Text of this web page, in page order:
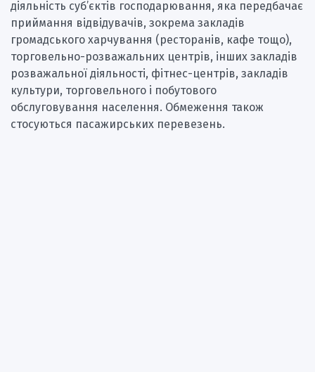
діяльність суб’єктів господарювання, яка передбачає
приймання відвідувачів, зокрема закладів
громадського харчування (ресторанів, кафе тощо),
торговельно-розважальних центрів, інших закладів
розважальної діяльності, фітнес-центрів, закладів
культури, торговельного і побутового
обслуговування населення. Обмеження також
стосуються пасажирських перевезень.